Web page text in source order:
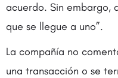
acuerdo. Sin embargo,
que se llegue a uno”.
La compañía no
una transacción o se